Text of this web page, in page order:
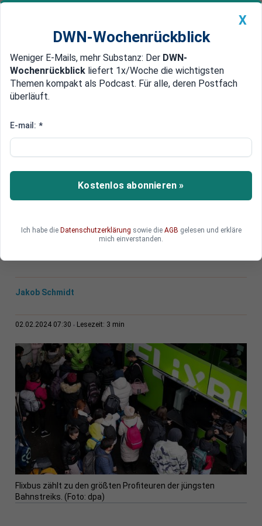
Newsticker MEIN DWN: Geldanlage Premium
Edelmetalle DWN-Magazin China
Flixbus, Sixt & Co: Das sind die
Die ständigen Bahnstreiks helfen der Mobilitäts-
Konkurrenz. Bahnkunden wenden sich
gezwungenermaßen den Alternativen zu. Vor
jetzt tolle Geschäfte. Es profitieren aber auch
Branchen, an die man nicht sofort denken würde.
Jakob Schmidt
02.02.2024 07:30 Lesezeit: 3 min
Flixbus zählt zu den größten Profiteuren der jüngsten
Bahnstreiks. (Foto: dpa)
X
DWN-Wochenrückblick
Weniger E-Mails, mehr Substanz: Der DWN-
Wochenrückblick liefert 1x/Woche die wichtigsten
Themen kompakt als Podcast. Für alle, deren Postfach
überläuft.
E-mail: *
Kostenlos abonnieren »
Ich habe die Datenschutzerklärung sowie die AGB gelesen und erkläre
mich einverstanden.